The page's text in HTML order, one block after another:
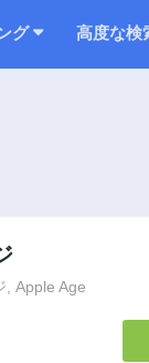
グ 高度な検
, Apple Age